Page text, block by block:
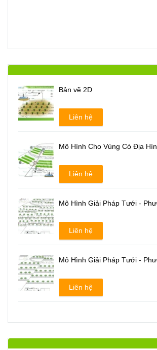
Bản vẽ 2D
Liên hệ
Mô Hình Cho Vùng Có Địa
Liên hệ
Mô Hình Giải Pháp Tưới -
Liên hệ
Mô Hình Giải Pháp Tưới -
Liên hệ